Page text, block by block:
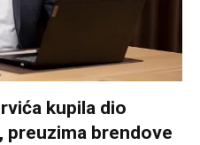
kupila dio
preuzima brendove